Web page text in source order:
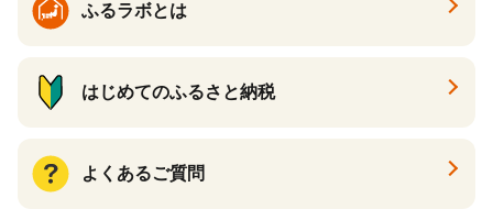
ふるラボとは
はじめてのふるさと納税
よくあるご質問